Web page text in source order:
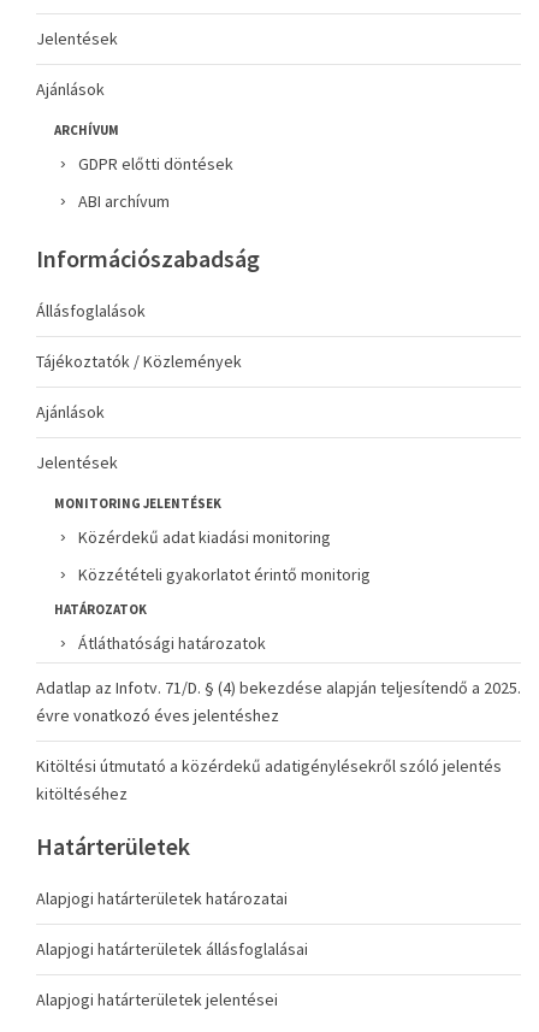
Jelentések
Ajánlások
ARCHÍVUM
GDPR előtti döntések
ABI archívum
Információszabadság
Állásfoglalások
Tájékoztatók / Közlemények
Ajánlások
Jelentések
MONITORING JELENTÉSEK
Közérdekű adat kiadási monitoring
Közzétételi gyakorlatot érintő monitorig
HATÁROZATOK
Átláthatósági határozatok
Adatlap az Infotv. 71/D. § (4) bekezdése alapján teljesítendő a 2025.
évre vonatkozó éves jelentéshez
Kitöltési útmutató a közérdekű adatigénylésekről szóló jelentés
kitöltéséhez
Határterületek
Alapjogi határterületek határozatai
Alapjogi határterületek állásfoglalásai
Alapjogi határterületek jelentései